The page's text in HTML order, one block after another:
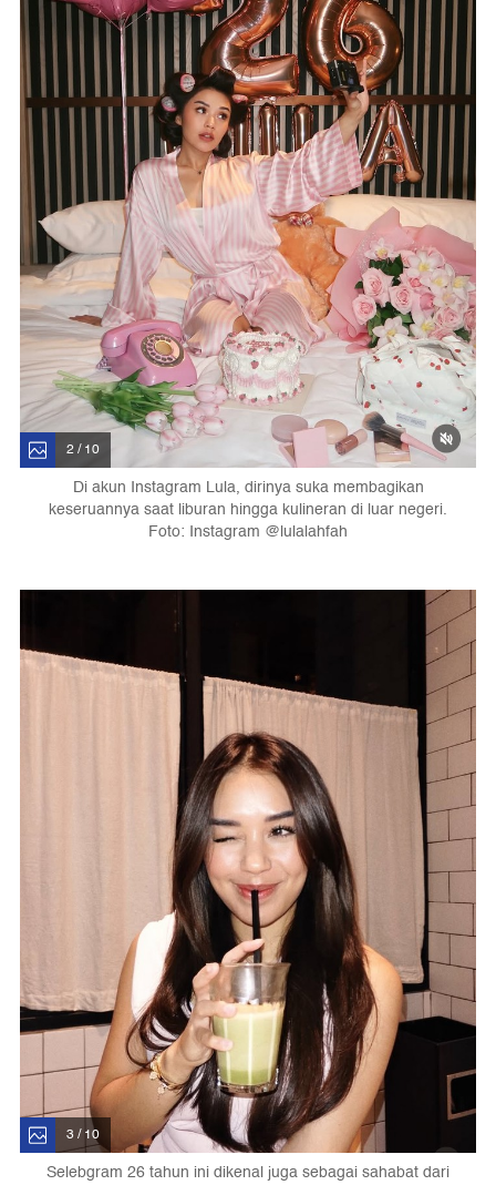
2 / 10
Di akun Instagram Lula, dirinya suka membagikan
keseruannya saat liburan hingga kulineran di luar negeri.
Foto: Instagram @lulalahfah
3 / 10
Selebgram 26 tahun ini dikenal juga sebagai sahabat dari